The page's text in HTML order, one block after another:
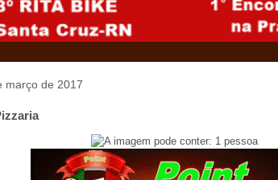
março de 2017